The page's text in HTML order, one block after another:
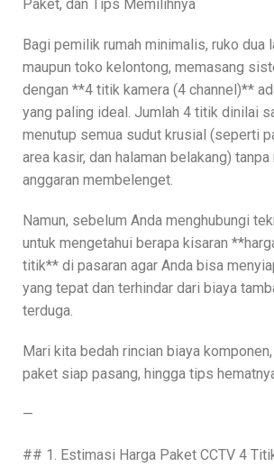
Paket, dan Tips Memilihnya
Bagi pemilik rumah minimalis, ruko dua
maupun toko kelontong, memasang
dengan **4 titik kamera (4 channel)**
yang paling ideal. Jumlah 4 titik dinilai
menutup semua sudut krusial (seperti
area kasir, dan halaman belakang)
anggaran membelenget.
Namun, sebelum Anda menghubungi
untuk mengetahui berapa kisaran
titik** di pasaran agar Anda bisa
yang tepat dan terhindar dari biaya
terduga.
Mari kita bedah rincian biaya
paket siap pasang, hingga tips
—
## 1. Estimasi Harga Paket CCTV 4